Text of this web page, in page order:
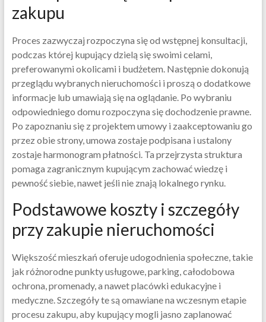
zakupu
Proces zazwyczaj rozpoczyna się od wstępnej konsultacji,
podczas której kupujący dzielą się swoimi celami,
preferowanymi okolicami i budżetem. Następnie dokonują
przeglądu wybranych nieruchomości i proszą o dodatkowe
informacje lub umawiają się na oglądanie. Po wybraniu
odpowiedniego domu rozpoczyna się dochodzenie prawne.
Po zapoznaniu się z projektem umowy i zaakceptowaniu go
przez obie strony, umowa zostaje podpisana i ustalony
zostaje harmonogram płatności. Ta przejrzysta struktura
pomaga zagranicznym kupującym zachować wiedzę i
pewność siebie, nawet jeśli nie znają lokalnego rynku.
Podstawowe koszty i szczegóły
przy zakupie nieruchomości
Większość mieszkań oferuje udogodnienia społeczne, takie
jak różnorodne punkty usługowe, parking, całodobowa
ochrona, promenady, a nawet placówki edukacyjne i
medyczne. Szczegóły te są omawiane na wczesnym etapie
procesu zakupu, aby kupujący mogli jasno zaplanować